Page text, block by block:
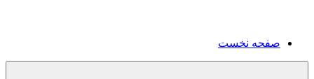
صفحه نخست